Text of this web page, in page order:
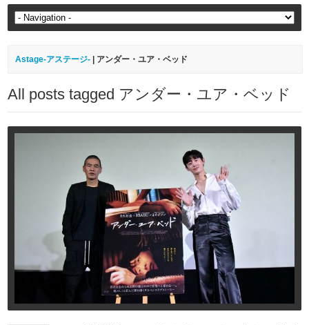
Astage-アステージ- アンダー・ユア・ベッド
All posts tagged アンダー・ユア・ベッド